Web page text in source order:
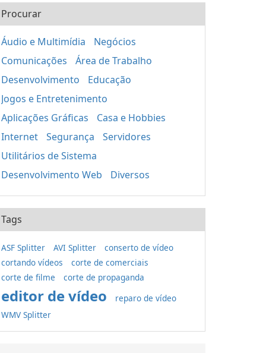
Procurar
Áudio e Multimídia
Negócios
Comunicações
Área de Trabalho
Desenvolvimento
Educação
Jogos e Entretenimento
Aplicações Gráficas
Casa e Hobbies
Internet
Segurança
Servidores
Utilitários de Sistema
Desenvolvimento Web
Diversos
Tags
ASF Splitter AVI Splitter
conserto de vídeo
cortando vídeos
corte de comerciais
corte de filme
corte de propaganda
editor de vídeo
reparo de vídeo
WMV Splitter